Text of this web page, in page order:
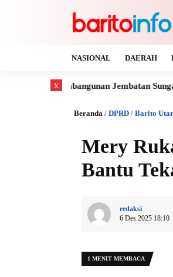
NASIONAL DAERAH
Jembatan Sungai Patake,
Beranda / DPRD / Barito
Mery
Bantu
redaksi
6 Des 2025 18:10
1 MENIT MEMBACA
x